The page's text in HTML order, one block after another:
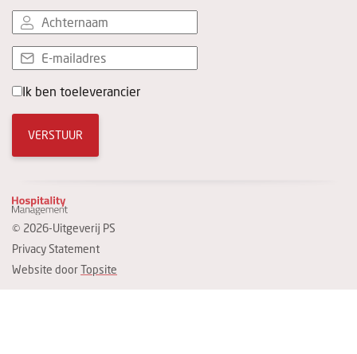
Ik ben toeleverancier
VERSTUUR
© 2026-Uitgeverij PS
Privacy Statement
Website doorTopsite